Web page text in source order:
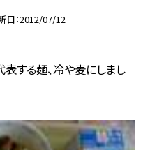
日 2012/07/12
する麺、冷や麦にしまし